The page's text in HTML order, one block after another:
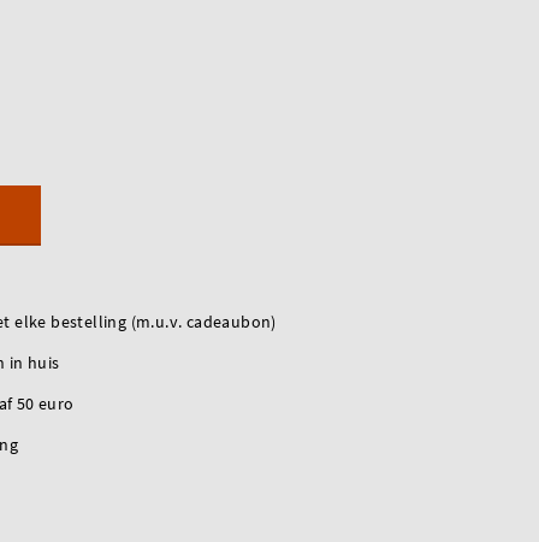
elke bestelling (m.u.v. cadeaubon)
in huis
50 euro